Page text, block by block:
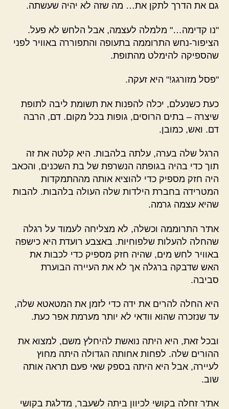
גם את הדרך לתקן את… מה שזה לא יהיה שעשתה.
"נו קדימה…" מלמלה לעצמה, אבל הלחש לא פעל.
הציפור-נחש התרוממה בתעופה והתפוררה באוויר לפני
שהספיקה להימלט מהתופת.
"פסל מזורגג!" היא זעקה.
כעת כשנעלם, יכלה להפנות את תשומת ליבה לתופת
שיצרה – בתים הרוסים, גופות בכל מקום. דם, הרבה
דם. ואש, כמובן.
הרגל שלה בערה, עלתה בלהבות. היא קלטה את זה
תוך כדי בהיה בגופתה הנשרפת של בת השכנים, והכאב
היה חזק מספיק כדי להוציא אותה מההתמקדות
המטרידה בחברת הילדות שלה העולה בלהבות. להבות
שהיא עצמה גרמה.
את'ר התרוממה וכשלה, לא מצליחה לעמוד על רגלה
שהחלה להעלות שלפוחיות. באצבע רועדת היא כישפה
באוויר לחש מים, שהיה חזק מספיק כדי לכבות את
האש שדבקה ברגלה אך לא את העיירה הבוערת
סביבה.
היא החלה להרים את ידה כדי לזמן את המטאטא שלה,
עד שנזכרה שהוא וודאי לא יותר מערמת אפר כעת.
ובכל זאת, היא היתה נואשת להיחלץ משם, למצוא את
ההורים שלה. לפחות אחותה הגדולה היתה מחוץ
לעיירה, אבל היא היתה בספק שאי פעם תראה אותה
שוב.
את'ר זחלה בקושי לכיוון ביתה לשעבר, מדלגת בקושי